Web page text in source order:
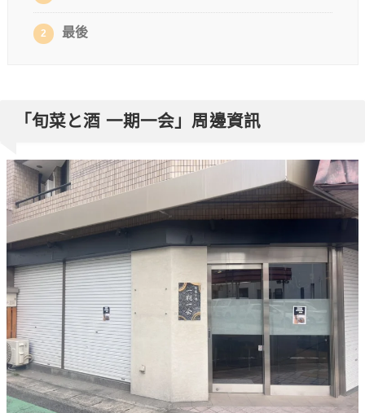
2 最後
「旬菜と酒 一期一会」周邊資訊